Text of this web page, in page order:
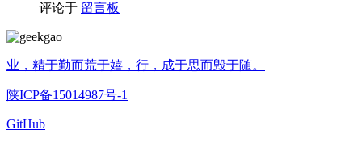
评论于 留言板
业，精于勤而荒于嬉，行，成于思而毁于随。
陕ICP备15014987号-1
GitHub